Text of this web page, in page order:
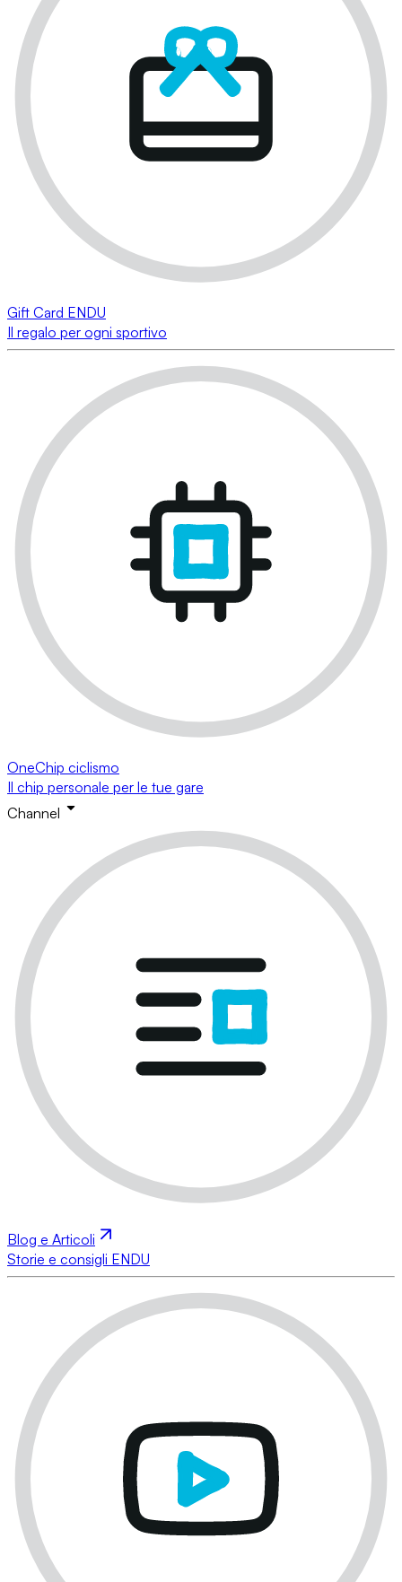
Gift Card ENDU
Il regalo per ogni sportivo
OneChip ciclismo
Il chip personale per le tue gare
Channel
Blog e Articoli
Storie e consigli ENDU